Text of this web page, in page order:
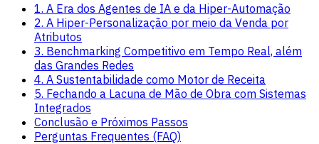
1. A Era dos Agentes de IA e da Hiper-Automação
2. A Hiper-Personalização por meio da Venda por
Atributos
3. Benchmarking Competitivo em Tempo Real, além
das Grandes Redes
4. A Sustentabilidade como Motor de Receita
5. Fechando a Lacuna de Mão de Obra com Sistemas
Integrados
Conclusão e Próximos Passos
Perguntas Frequentes (FAQ)